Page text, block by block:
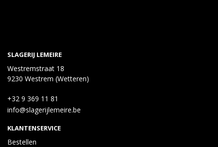
SLAGERIJ LEMEIRE
Westremstraat 18
9230 Westrem (Wetteren)
+32 9 369 11 81
info@slagerijlemeire.be
KLANTENSERVICE
Bestellen